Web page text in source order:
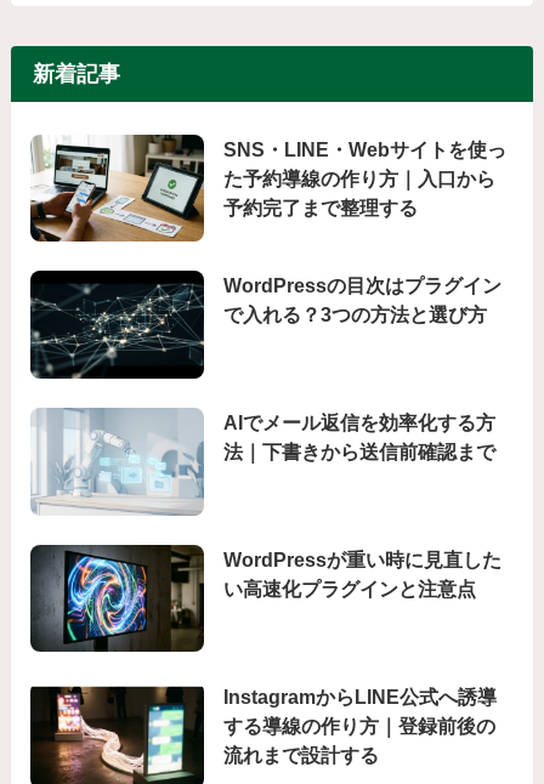
新着記事
SNS・LINE・Webサイトを使っ
た予約導線の作り方｜入口から
予約完了まで整理する
WordPressの目次はプラグイン
で入れる？3つの方法と選び方
AIでメール返信を効率化する方
法｜下書きから送信前確認まで
WordPressが重い時に見直した
い高速化プラグインと注意点
InstagramからLINE公式へ誘導
する導線の作り方｜登録前後の
流れまで設計する